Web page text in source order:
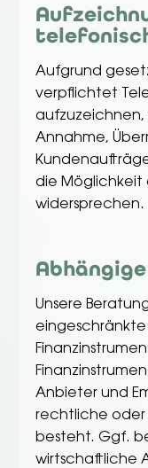
Aufgrund
verpflichtet
aufzuzeichnen,
Annahme,
die Möglichkeit
widersprechen.
Unsere
Anbieter und
rechtliche oder
besteht. Ggf.
wirtschaftliche